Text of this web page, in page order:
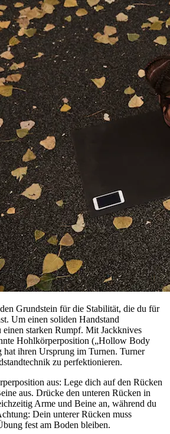
Grundstein für die Stabilität, die du für
Um einen soliden Handstand
einen starken Rumpf. Mit Jackknives
Hohlkörperposition („Hollow Body
hat ihren Ursprung im Turnen. Turner
zu perfektionieren.
aus: Lege dich auf den Rücken
aus. Drücke den unteren Rücken in
Arme und Beine an, während du
Dein unterer Rücken muss
fest am Boden bleiben.